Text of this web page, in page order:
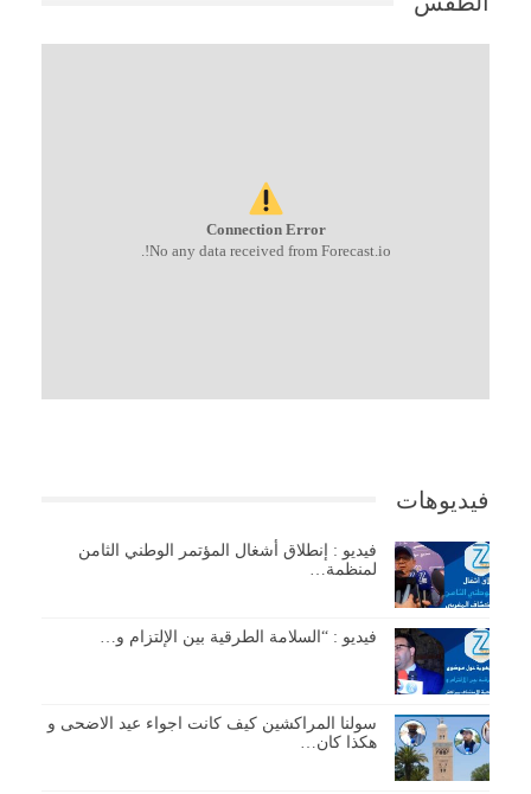
Connection Error
No any data received from Forecast.io!.
فيديوهات
فيديو : إنطلاق أشغال المؤتمر الوطني الثامن
لمنظمة…
فيديو : “السلامة الطرقية بين الإلتزام و…
سولنا المراكشين كيف كانت اجواء عيد الاضحى و
هكذا كان…